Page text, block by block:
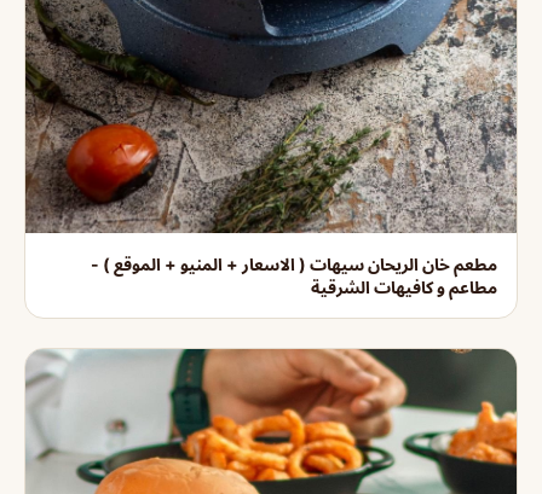
مطعم خان الريحان سيهات ( الاسعار + المنيو + الموقع ) -
مطاعم و كافيهات الشرقية